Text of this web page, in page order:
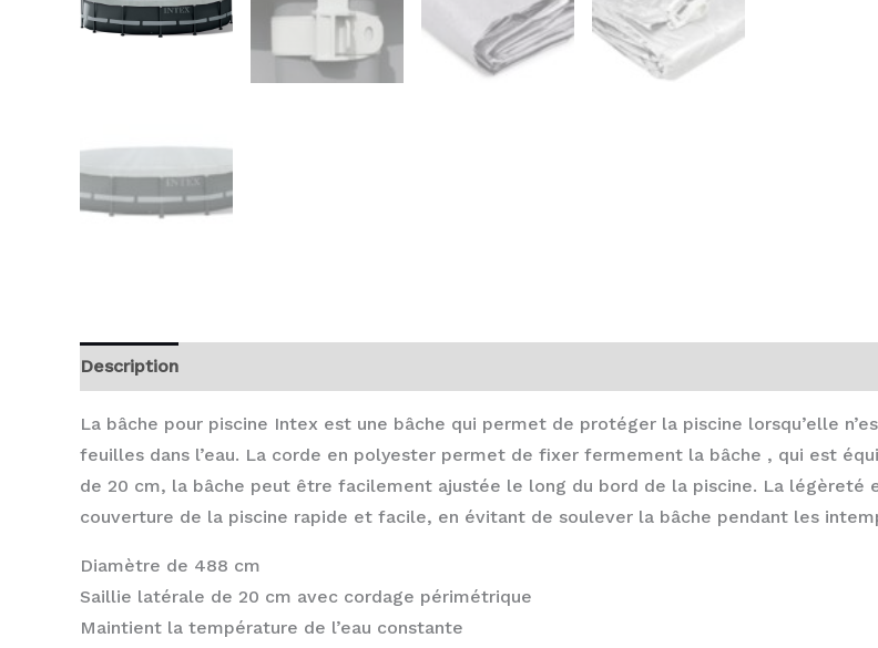
Description
La bâche pour piscine Intex est une bâche qui permet de protéger la piscine lorsqu’elle
feuilles dans l’eau. La corde en polyester permet de fixer fermement la bâche , qui est
de 20 cm, la bâche peut être facilement ajustée le long du bord de la piscine. La légèreté
couverture de la piscine rapide et facile, en évitant de soulever la bâche pendant les
Diamètre de 488 cm
Saillie latérale de 20 cm avec cordage périmétrique
Maintient la température de l’eau constante